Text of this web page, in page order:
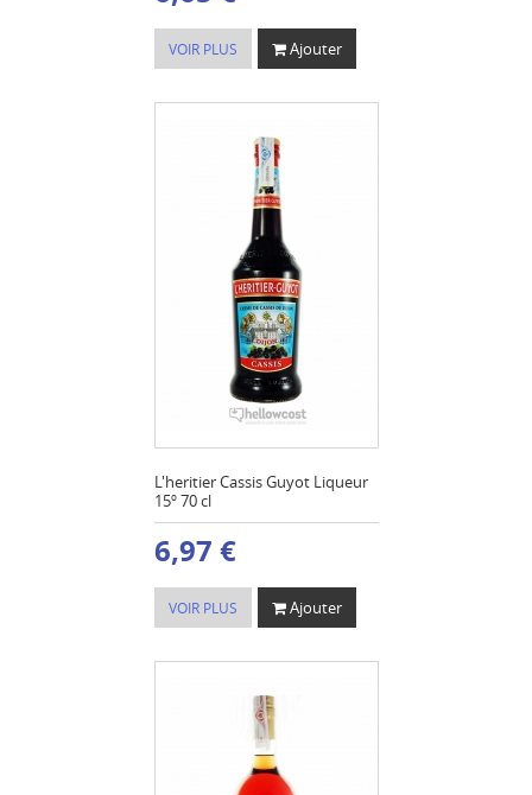
VOIR PLUS Ajouter
L'heritier Cassis Guyot Liqueur
15º 70 cl
6,97 €
VOIR PLUS Ajouter